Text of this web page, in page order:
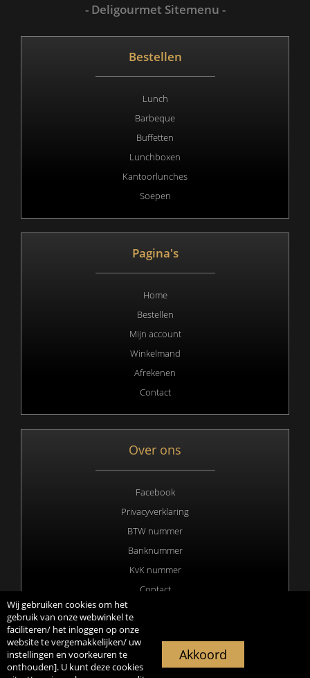
- Deligourmet Sitemenu -
Bestellen
Lunch
Barbeque
Buffetten
Lunchboxen
Kantoorlunches
Soepen
Pagina's
Home
Bestellen
Mijn account
Winkelmand
Afrekenen
Contact
Over ons
Facebook
Privacyverklaring
BTW nummer
Banknummer
KvK nummer
Contact
Copyright 2020 © All rights Reserved. Webdesign & hosting by
Duisters Media
Wij gebruiken cookies om het
gebruik van onze webwinkel te
faciliteren/ het inloggen op onze
website te vergemakkelijken/ uw
instellingen en voorkeuren te
onthouden]. U kunt deze cookies
Akkoord